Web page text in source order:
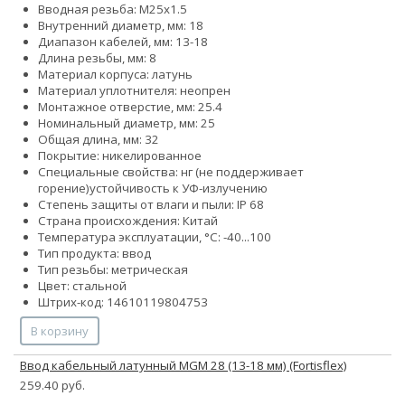
Вводная резьба: M25x1.5
Внутренний диаметр, мм: 18
Диапазон кабелей, мм: 13-18
Длина резьбы, мм: 8
Материал корпуса: латунь
Материал уплотнителя: неопрен
Монтажное отверстие, мм: 25.4
Номинальный диаметр, мм: 25
Общая длина, мм: 32
Покрытие: никелированное
Специальные свойства: нг (не поддерживает
горение)устойчивость к УФ-излучению
Степень защиты от влаги и пыли: IP 68
Страна происхождения: Китай
Температура эксплуатации, °С: -40...100
Тип продукта: ввод
Тип резьбы: метрическая
Цвет: стальной
Штрих-код: 14610119804753
В корзину
Ввод кабельный латунный МGM 28 (13-18 мм) (Fortisflex)
259.40 руб.